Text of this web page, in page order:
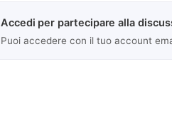
Accedi per partecipare alla
Puoi accedere con il tuo account